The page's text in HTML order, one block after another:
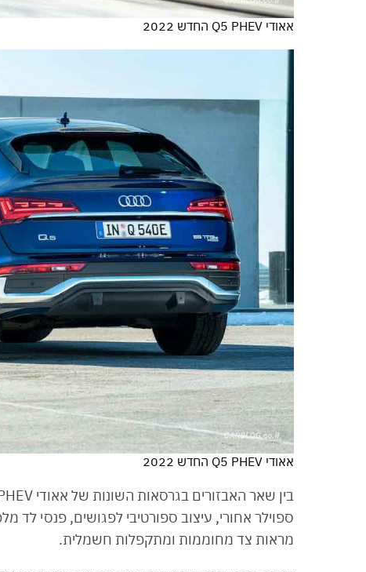
אאודי Q5 PHEV החדש 2022
אאודי Q5 PHEV החדש 2022
ספוילר אחורי, עיצוב ספורטיבי לפגושים, פנסי לד
מראות צד מחוממות ומתקפלות חשמלית.